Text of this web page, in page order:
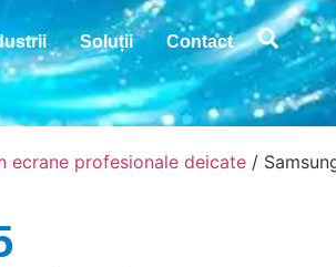
Soluții Contact
ecrane profesionale deicate /